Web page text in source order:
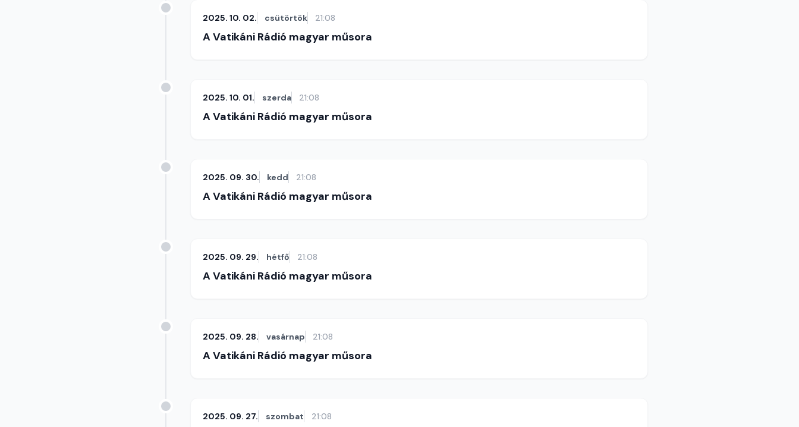
2025. 10. 02. csütörtök 21:08
A Vatikáni Rádió magyar műsora
2025. 10. 01. szerda 21:08
A Vatikáni Rádió magyar műsora
2025. 09. 30. kedd 21:08
A Vatikáni Rádió magyar műsora
2025. 09. 29. hétfő 21:08
A Vatikáni Rádió magyar műsora
2025. 09. 28. vasárnap 21:08
A Vatikáni Rádió magyar műsora
2025. 09. 27. szombat 21:08